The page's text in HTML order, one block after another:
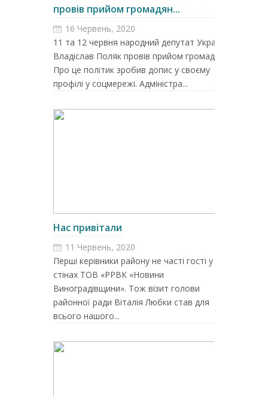
провів прийом громадян...
16 Червень, 2020
11 та 12 червня народний депутат України
Владіслав Поляк провів прийом громадян.
Про це політик зробив допис у своєму
профілі у соцмережі. Адміністра...
Нас привітали
11 Червень, 2020
Перші керівники району не часті гості у
стінах ТОВ «РРВК «Новини
Виноградівщини». Тож візит голови
районної ради Віталія Любки став для
всього нашого...